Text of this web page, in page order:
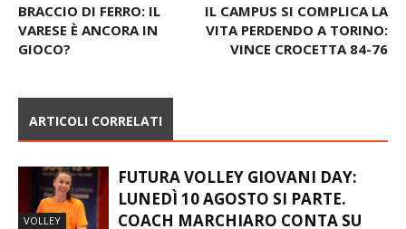
BRACCIO DI FERRO: IL
VARESE È ANCORA IN
GIOCO?
IL CAMPUS SI COMPLICA LA
VITA PERDENDO A TORINO:
VINCE CROCETTA 84-76
ARTICOLI CORRELATI
VOLLEY
FUTURA VOLLEY GIOVANI DAY:
LUNEDÌ 10 AGOSTO SI PARTE.
COACH MARCHIARO CONTA SU